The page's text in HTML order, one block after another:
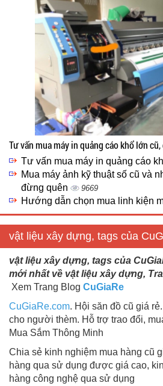
Tư vấn mua máy in quảng cáo khổ lớn cũ,
Tư vấn mua máy in quảng cáo
Mua máy ảnh kỹ thuật số cũ và
đừng quên
9669
Hướng dẫn chọn mua linh kiện
vật liệu xây dựng, tags của
vật liệu xây dựng, tags của
mới nhất về vật liệu xây dựng,
Xem Trang Blog CuGiaRe
CuGiaRe.com. Hội săn đồ cũ giá
cho người thèm. Hỗ trợ trao đổi,
Mua Sắm Thông Minh
Chia sẻ kinh nghiệm mua hàng cũ
hàng qua sử dụng được giá cao,
hàng công nghệ qua sử dụng